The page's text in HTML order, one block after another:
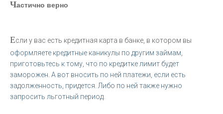
Частично верно
Если у вас есть кредитная карта в банке, в котором вы
оформляете кредитные каникулы по другим займам,
приготовьтесь к тому, что по кредитке лимит будет
заморожен. А вот вносить по ней платежи, если есть
задолженность, придется. Либо по ней также нужно
запросить льготный период.